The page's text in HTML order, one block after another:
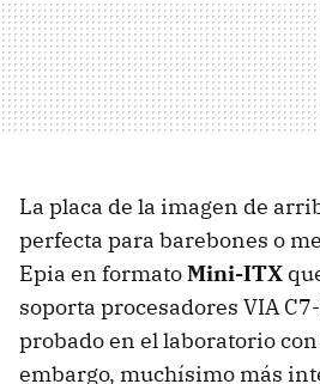
La placa de la imagen de
perfecta para barebones o
Epia en formatoMini-ITX
soporta procesadores VIA
probado en el laboratorio
embargo, muchísimo más